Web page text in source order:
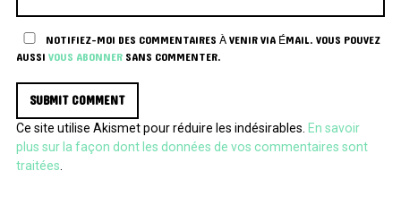
NOTIFIEZ-MOI DES COMMENTAIRES À VENIR VIA ÉMAIL. VOUS POUVEZ
AUSSIVOUS ABONNERSANS COMMENTER.
Ce site utilise Akismet pour réduire les indésirables. En savoir
plus sur la façon dont les données de vos commentaires sont
traitées.